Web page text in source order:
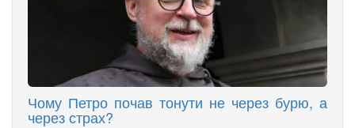
Чому Петро почав тонути не через бурю, а
через страх?